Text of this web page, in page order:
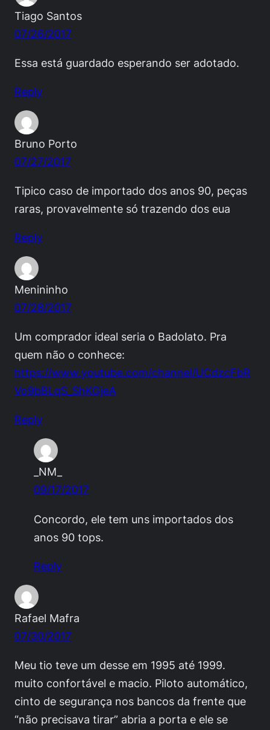
Tiago Santos
07/26/2017
Essa está guardado esperando ser adotado.
Reply
Bruno Porto
07/27/2017
Tipico caso de importado dos anos 90, peças
raras, provavelmente só trazendo dos eua
Reply
Menininho
07/28/2017
Um comprador ideal seria o Badolato. Pra
quem não o conhece:
https://www.youtube.com/channel/UCdzcFbR
Vo9bBLqS_ShKGjeA
Reply
_NM_
09/17/2017
Concordo, ele tem uns importados dos
anos 90 tops.
Reply
Rafael Mafra
07/30/2017
Meu tio teve um desse em 1995 até 1999.
muito confortável e macio. Piloto automático,
cinto de segurança nos bancos da frente que
“não precisava tirar” abria a porta e ele se